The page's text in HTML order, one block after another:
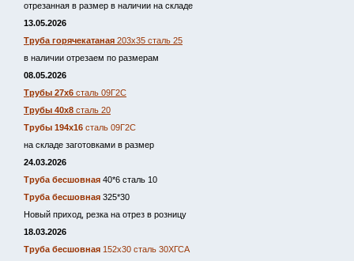
отрезанная в размер в наличии на складе
13.05.2026
Труба горячекатаная 203х35 сталь 25
в наличии отрезаем по размерам
08.05.2026
Трубы 27х6 сталь 09Г2С
Трубы 40х8 сталь 20
Трубы 194х16 сталь 09Г2С
на складе заготовками в размер
24.03.2026
Труба бесшовная 40*6 сталь 10
Труба бесшовная 325*30
Новый приход, резка на отрез в розницу
18.03.2026
Труба бесшовная 152х30 сталь 30ХГСА